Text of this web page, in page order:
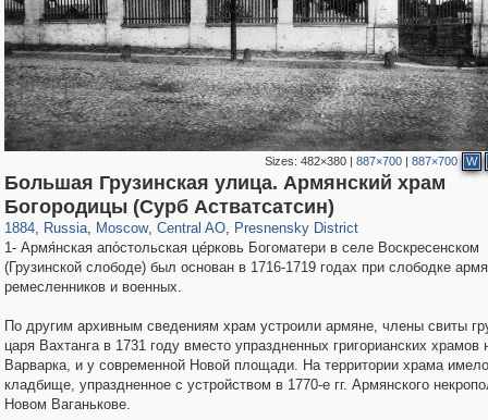
Sizes:482×380 |887×700 |887×700 W
Большая Грузинская улица. Армянский храм
Богородицы (Сурб Астватсатсин)
1884, Russia
1,407,406 29,248
, Moscow
319,882 8,286
, Central AO
160,021 5,916
, Presnensky District
13,345 396
1- Армя́нская апо́стольская це́рковь Богоматери в селе Воскресенском
(Грузинской слободе) был основан в 1716-1719 годах при слободке
ремесленников и военных.
По другим архивным сведениям храм устроили армяне, члены свиты
царя Вахтанга в 1731 году вместо упраздненных григорианских храмов
Варварка, и у современной Новой площади. На территории храма
кладбище, упраздненное с устройством в 1770-е гг. Армянского
Новом Ваганькове.